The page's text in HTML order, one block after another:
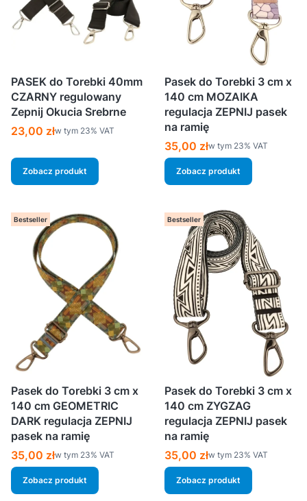
PASEK do Torebki 40mm
CZARNY regulowany
Zepnij Okucia Srebrne
Cena brutto
23,00 złw tym %s VAT
w tym 23% VAT
Zobacz produkt
Pasek do Torebki 3 cm x
140 cm MOZAIKA
regulacja ZEPNIJ pasek
na ramię
Cena brutto
35,00 złw tym %s VAT
w tym 23% VAT
Zobacz produkt
Bestseller
Pasek do Torebki 3 cm x
140 cm GEOMETRIC
DARK regulacja ZEPNIJ
pasek na ramię
Cena brutto
35,00 złw tym %s VAT
w tym 23% VAT
Zobacz produkt
Bestseller
Pasek do Torebki 3 cm x
140 cm ZYGZAG
regulacja ZEPNIJ pasek
na ramię
Cena brutto
35,00 złw tym %s VAT
w tym 23% VAT
Zobacz produkt